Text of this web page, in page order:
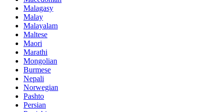
Malagasy
Malay
Malayalam
Maltese
Maori
Marathi
Mongolian
Burmese
Nepali
Norwegian
Pashto
Persian